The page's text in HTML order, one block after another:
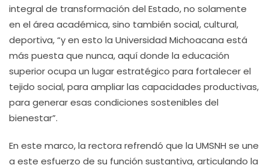
integral de transformación del Estado, no solamente
en el área académica, sino también social, cultural,
deportiva, “y en esto la Universidad Michoacana está
más puesta que nunca, aquí donde la educación
superior ocupa un lugar estratégico para fortalecer el
tejido social, para ampliar las capacidades productivas,
para generar esas condiciones sostenibles del
bienestar”.
En este marco, la rectora refrendó que la UMSNH se une
a este esfuerzo de su función sustantiva, articulando la